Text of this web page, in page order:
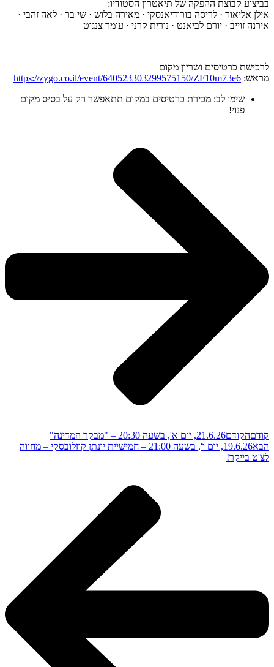
בביצוע קבוצת ההפקה של תיאטרון הסטודיו:
אילן אליאור · לריסה בורודיאנסקי · מאירה בלוש · שי בר · לאה זהבי ·
אירנה זוייב · יורם לביאנט · נורית קרני · עומר צנגוט
לרכישת כרטיסים ושריון מקום
מראש: https://zygo.co.il/event/640523303299575150/ZF10m73e6
שימו לב: מכירת כרטיסים במקום תתאפשר רק על בסיס מקום
פנוי!
קודםהקודם21.6.26, יום א', בשעה 20:30 – "מבקר המדינה"
הבא
19.6.26, יום ו', בשעה 21:00 – חמישיית יונתן קוזלובסקי – מחווה
לצ'ט בייקר!